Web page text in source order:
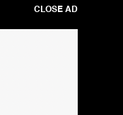
CLOSE AD